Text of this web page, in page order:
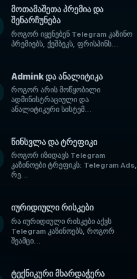
მოთამაშეთა პრემია და
შენარჩუნება
როგორ იყენებენ Telegram კაზინო
პრემიებს, ქეშბეკს, ფრისპინს...
Admink და ანალიტიკა
როგორ არის მოწყობილი
ადმინისტრაციული და
ანალიტიკური სისტემ...
წინსვლა და ტრეფიკი
როგორ იზიდავს Telegram
კაზინოები ტრეფიკს: Telegram Ads,
რე...
იურიდიული რისკები
რა იურიდიული რისკები აქვს
Telegram კაზინოებს, როგორ
შეამცი...
ტექნიკური მხარდაჭერა